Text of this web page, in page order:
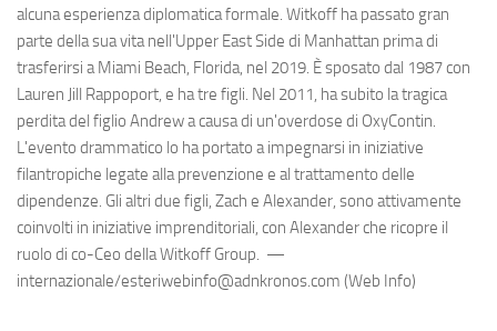
alcuna esperienza diplomatica formale. Witkoff ha passato gran
parte della sua vita nell'Upper East Side di Manhattan prima di
trasferirsi a Miami Beach, Florida, nel 2019. È sposato dal 1987 con
Lauren Jill Rappoport, e ha tre figli. Nel 2011, ha subito la tragica
perdita del figlio Andrew a causa di un'overdose di OxyContin.
L'evento drammatico lo ha portato a impegnarsi in iniziative
filantropiche legate alla prevenzione e al trattamento delle
dipendenze. Gli altri due figli, Zach e Alexander, sono attivamente
coinvolti in iniziative imprenditoriali, con Alexander che ricopre il
ruolo di co-Ceo della Witkoff Group. —
internazionale/esteriwebinfo@adnkronos.com (Web Info)